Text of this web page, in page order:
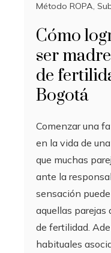
Método ROPA,
Cómo
ser
de
Bogotá
Comenzar una
en la vida de
que muchas
ante la
sensación
aquellas
de fertilidad.
habituales